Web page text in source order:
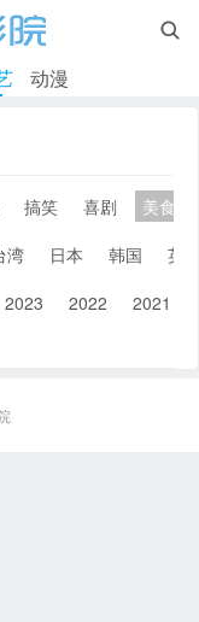

动漫
搞笑 喜剧
美食
湾 日本 韩国
英
2023 2022 2021